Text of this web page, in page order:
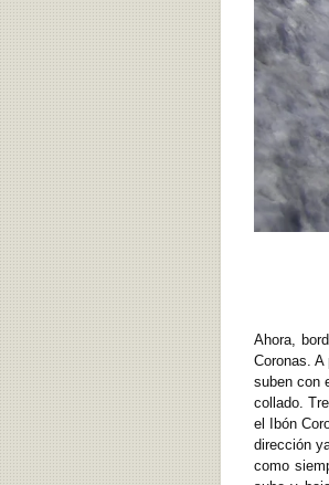
Ahora,
Coronas.
suben con
collado.
el Ibón
dirección
como